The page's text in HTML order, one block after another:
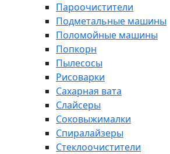
Пароочистители
Подметальные машины
Поломойные машины
Попкорн
Пылесосы
Рисоварки
Сахарная вата
Слайсеры
Соковыжималки
Спиралайзеры
Стеклоочистители